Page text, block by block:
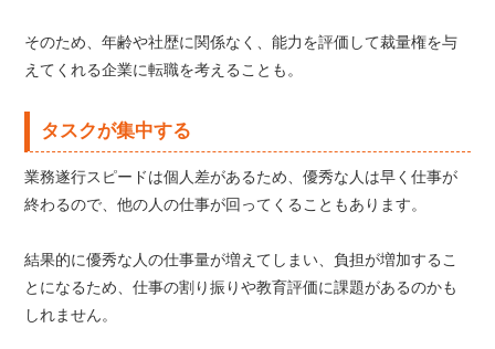
そのため、年齢や社歴に関係なく、能力を評価して裁量権を与
えてくれる企業に転職を考えることも。
タスクが集中する
業務遂行スピードは個人差があるため、優秀な人は早く仕事が
終わるので、他の人の仕事が回ってくることもあります。
結果的に優秀な人の仕事量が増えてしまい、負担が増加するこ
とになるため、仕事の割り振りや教育評価に課題があるのかも
しれません。